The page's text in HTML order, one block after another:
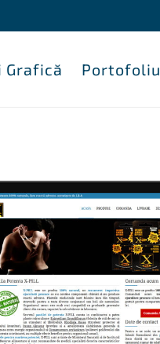
Grafică Portofoliu